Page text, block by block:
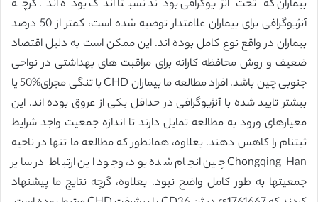
بیماران که تحت انژیوگرافی بودند نسبتا اندک بوده اند. گرچه
آنژیوگرافی برای بیماران علامتدار توصیه شده است، کمتر از 50 درصد
بیماران در واقع نوع کامل بوده اند. این ممکن است به دلیل اقتصاد
ضعیف و روش محافظه کارانه برای مراقبت های بهداشتی در نواحی
جنوبی چین باشد. افراد مطالعه ما بیماران CHD با تنگی مجرای%50 یا
بیشتر تایید شده با آنژیوگرافی در حداقل یکی از عروق بوده اند. این
معیارهای ورود به مطالعه تمایل دارند تا اندازه جمعیت واجد شرایط
ثبتنام را کاهس دهند. بعلاوه، همانطور که مطالعه ما تنها در ناحیه
Chongqing Han چین انجام شده بود، وجود این ارتباط در سایر
جمعیتها به طور کامل واضح نبود. بعلاوه، گرچه نتایج ما پیشنهاد